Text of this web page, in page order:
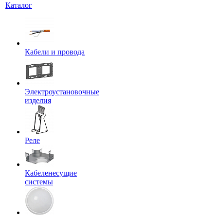
Каталог
Кабели и провода
Электроустановочные
изделия
Реле
Кабеленесущие
системы